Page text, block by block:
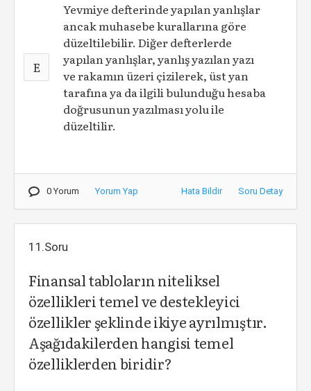
E
Yevmiye defterinde yapılan yanlışlar
ancak muhasebe kurallarına göre
düzeltilebilir. Diğer defterlerde
yapılan yanlışlar, yanlış yazılan yazı
ve rakamın üzeri çizilerek, üst yan
tarafına ya da ilgili bulunduğu hesaba
doğrusunun yazılması yolu ile
düzeltilir.
0 Yorum Yorum Yap Hata Bildir Soru Detay
11.Soru
Finansal tabloların niteliksel
özellikleri temel ve destekleyici
özellikler şeklinde ikiye ayrılmıştır.
Aşağıdakilerden hangisi temel
özelliklerden biridir?